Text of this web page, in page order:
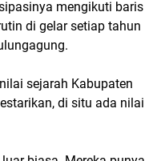
mengikuti baris
di gelar setiap tahun
sejarah Kabupaten
di situ ada nilai